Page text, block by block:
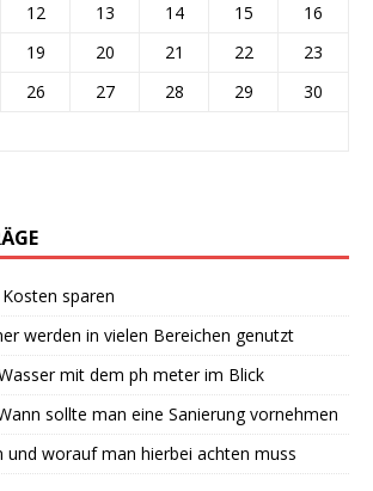
12 13 14 15
16
19 20 21 22
23
26 27 28 29
30
sparen
werden in vielen Bereichen genutzt
mit dem ph meter im Blick
sollte man eine Sanierung vornehmen
und worauf man hierbei achten muss